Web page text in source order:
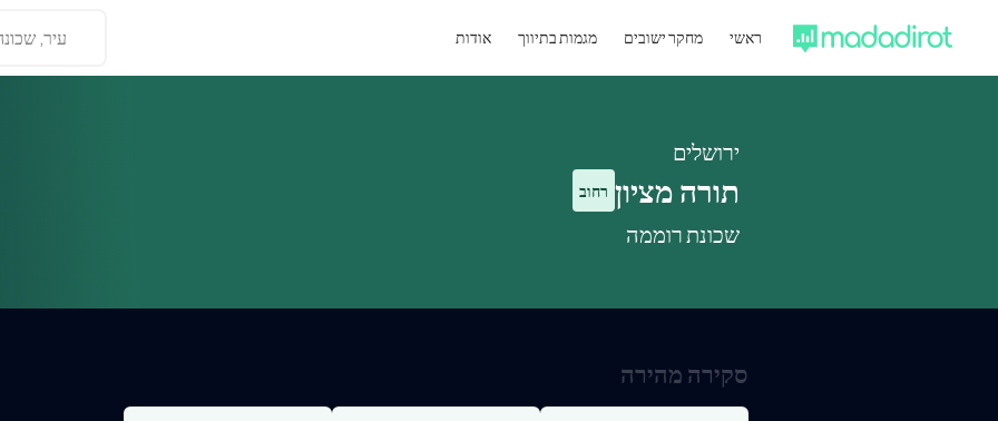
ראשי מחקר ישובים מגמות בתיווך אודות עיר,
ירושלים
תורה מציון רחוב
שכונת רוממה
סקירה מהירה